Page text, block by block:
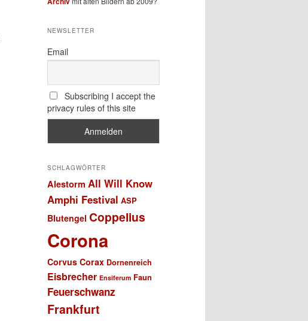
NEWSLETTER
Email
Subscribing I accept the
privacy rules of this site
SCHLAGWÖRTER
Alestorm All Will Know
Amphi Festival ASP
Blutengel Coppelius
Corona
Corvus Corax Dornenreich
Eisbrecher Ensiferum Faun
Feuerschwanz
Frankfurt